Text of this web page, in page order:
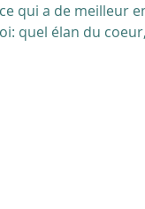
qui a de meilleur
quel élan du